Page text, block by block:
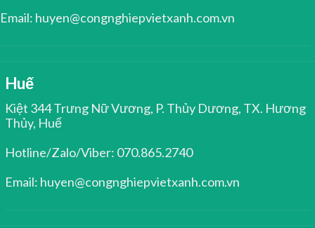
Email: huyen@congnghiepvietxanh.com.vn
Huế
Kiệt 344 Trưng Nữ Vương, P. Thủy Dương, TX. Hương
Thủy, Huế
Hotline/Zalo/Viber: 070.865.2740
Email: huyen@congnghiepvietxanh.com.vn